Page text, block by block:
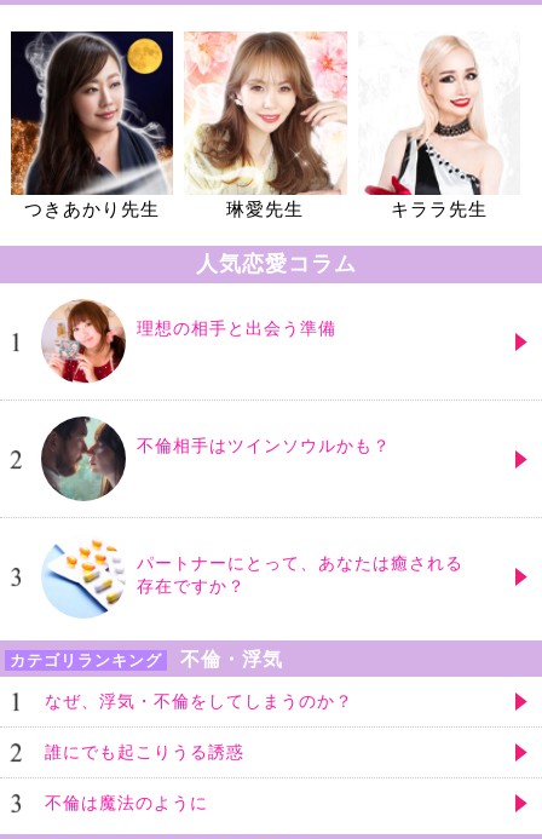
つきあかり先生 琳愛先生 キララ先生
人気恋愛コラム
理想の相手と出会う準備
不倫相手はツインソウルかも？
パートナーにとって、あなたは癒される
存在ですか？
カテゴリランキング 不倫・浮気
なぜ、浮気・不倫をしてしまうのか？
誰にでも起こりうる誘惑
不倫は魔法のように